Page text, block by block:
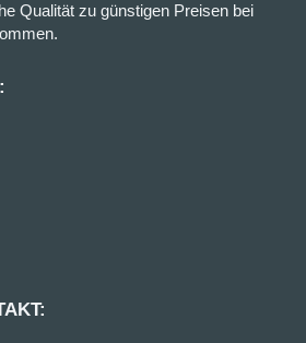
Qualität zu günstigen Preisen bei